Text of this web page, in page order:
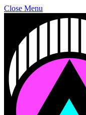
Close Menu